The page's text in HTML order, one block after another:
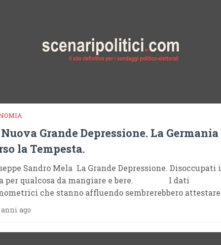
Grande Depressione. La Germania
la Tempesta.
Sandro Mela La Grande Depressione. Disoccupati
per qualcosa da mangiare e bere. I dati
che stanno affluendo sembrerebbero attestare
ago